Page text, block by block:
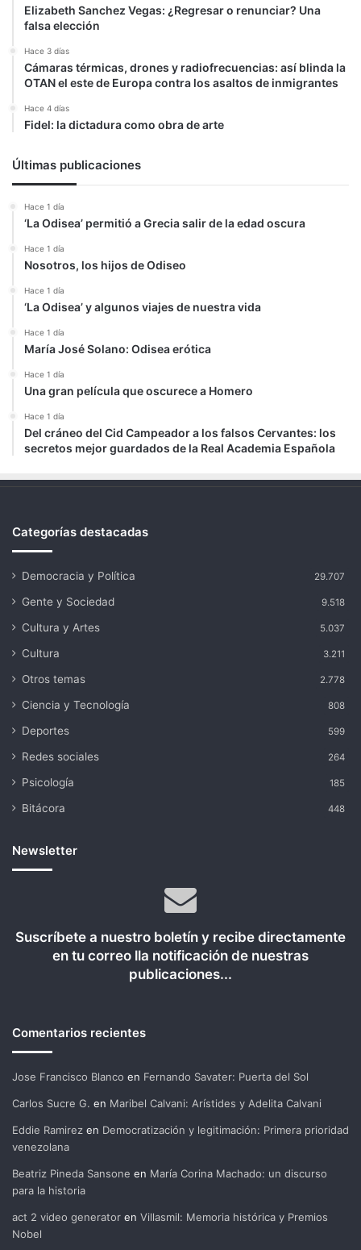
Elizabeth Sanchez Vegas: ¿Regresar o renunciar? Una
falsa elección
Hace 3 días
Cámaras térmicas, drones y radiofrecuencias: así blinda la
OTAN el este de Europa contra los asaltos de inmigrantes
Hace 4 días
Fidel: la dictadura como obra de arte
Últimas publicaciones
Hace 1 día
‘La Odisea’ permitió a Grecia salir de la edad oscura
Hace 1 día
Nosotros, los hijos de Odiseo
Hace 1 día
‘La Odisea’ y algunos viajes de nuestra vida
Hace 1 día
María José Solano: Odisea erótica
Hace 1 día
Una gran película que oscurece a Homero
Hace 1 día
Del cráneo del Cid Campeador a los falsos Cervantes: los
secretos mejor guardados de la Real Academia Española
Categorías destacadas
Democracia y Política 29.707
Gente y Sociedad 9.518
Cultura y Artes 5.037
Cultura 3.211
Otros temas 2.778
Ciencia y Tecnología 808
Deportes 599
Redes sociales 264
Psicología 185
Bitácora 448
Newsletter
Suscríbete a nuestro boletín y recibe directamente
en tu correo lla notificación de nuestras
publicaciones...
Comentarios recientes
Jose Francisco Blanco en Fernando Savater: Puerta del Sol
Carlos Sucre G. en Maribel Calvani: Arístides y Adelita Calvani
Eddie Ramirez en Democratización y legitimación: Primera prioridad
venezolana
Beatriz Pineda Sansone en María Corina Machado: un discurso
para la historia
act 2 video generator en Villasmil: Memoria histórica y Premios
Nobel